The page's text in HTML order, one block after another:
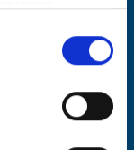
cookie policy.
it/co
it/pr